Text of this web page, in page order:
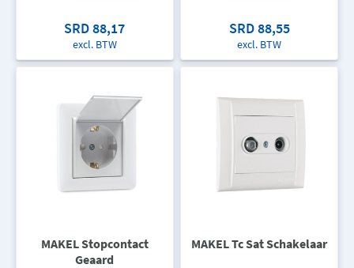
SRD 88,17
excl. BTW
SRD 88,55
excl. BTW
MAKEL Stopcontact
Geaard
MAKEL Tc Sat Schakelaar